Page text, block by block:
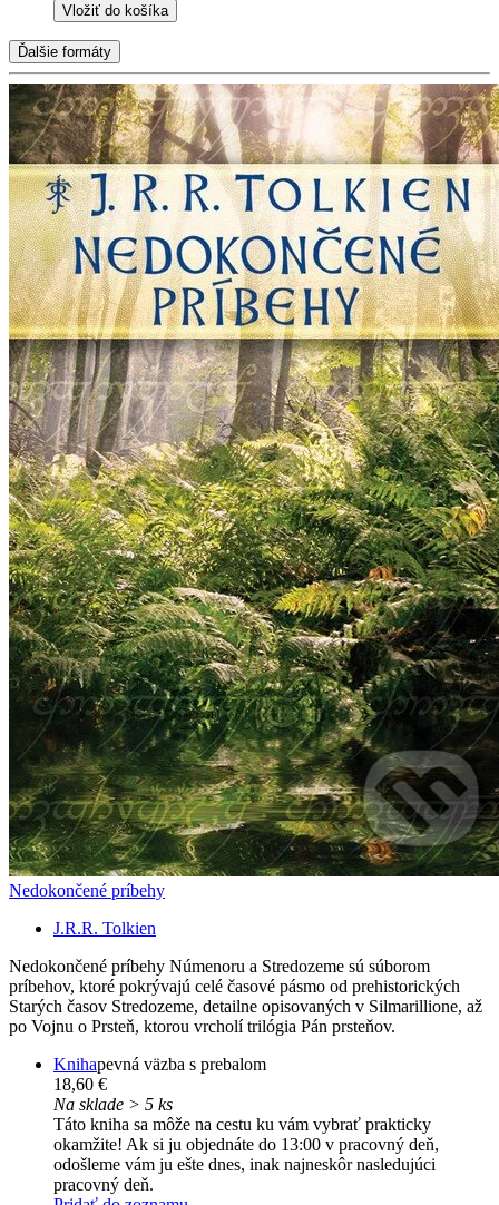
Vložiť do košíka
Ďalšie formáty
Nedokončené príbehy
J.R.R. Tolkien
Nedokončené príbehy Númenoru a Stredozeme sú súborom
príbehov, ktoré pokrývajú celé časové pásmo od prehistorických
Starých časov Stredozeme, detailne opisovaných v Silmarillione, až
po Vojnu o Prsteň, ktorou vrcholí trilógia Pán prsteňov.
Knihapevná väzba s prebalom
18,60 €
Na sklade > 5 ks
Táto kniha sa môže na cestu ku vám vybrať prakticky
okamžite! Ak si ju objednáte do 13:00 v pracovný deň,
odošleme vám ju ešte dnes, inak najneskôr nasledujúci
pracovný deň.